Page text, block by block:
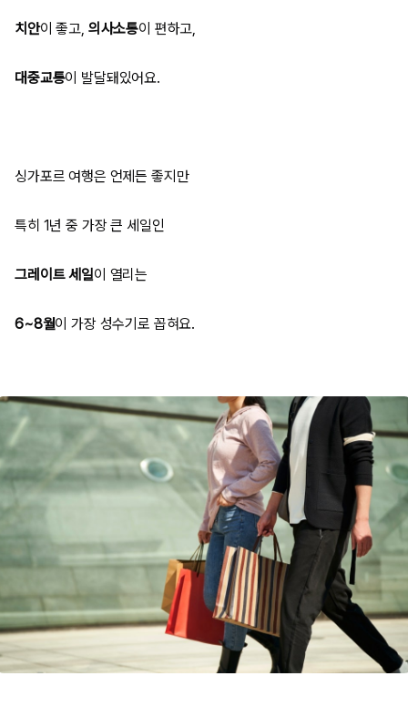
치안이 좋고, 의사소통이 편하고,
대중교통이 발달돼있어요.
싱가포르 여행은 언제든 좋지만
특히 1년 중 가장 큰 세일인
그레이트 세일이 열리는
6~8월이 가장 성수기로 꼽혀요.